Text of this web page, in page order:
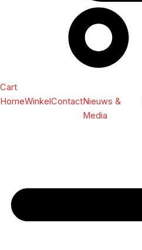
Cart
HomeWinkelContactNieuws &
Media